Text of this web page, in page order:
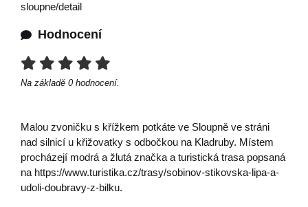
sloupne/detail
Hodnocení
Na základě 0 hodnocení.
Malou zvoničku s křížkem potkáte ve Sloupně ve stráni
nad silnicí u křižovatky s odbočkou na Kladruby. Místem
procházejí modrá a žlutá značka a turistická trasa popsaná
na https://www.turistika.cz/trasy/sobinov-stikovska-lipa-a-
udoli-doubravy-z-bilku.